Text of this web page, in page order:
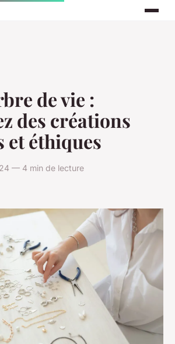
de vie :
des créations
et éthiques
— 4 min de lecture